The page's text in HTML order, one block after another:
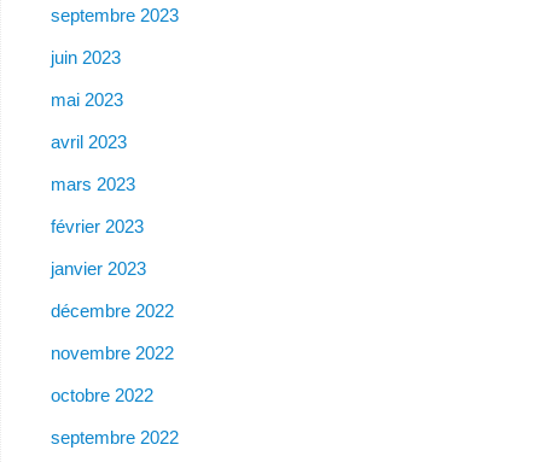
septembre 2023
juin 2023
mai 2023
avril 2023
mars 2023
février 2023
janvier 2023
décembre 2022
novembre 2022
octobre 2022
septembre 2022